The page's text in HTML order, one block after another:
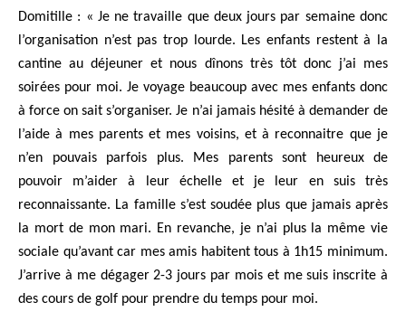
Domitille : « Je ne travaille que deux jours par semaine donc
l’organisation n’est pas trop lourde. Les enfants restent à la
cantine au déjeuner et nous dînons très tôt donc j’ai mes
soirées pour moi. Je voyage beaucoup avec mes enfants donc
à force on sait s’organiser. Je n’ai jamais hésité à demander de
l’aide à mes parents et mes voisins, et à reconnaitre que je
n’en pouvais parfois plus. Mes parents sont heureux de
pouvoir m’aider à leur échelle et je leur en suis très
reconnaissante. La famille s’est soudée plus que jamais après
la mort de mon mari. En revanche, je n’ai plus la même vie
sociale qu’avant car mes amis habitent tous à 1h15 minimum.
J’arrive à me dégager 2-3 jours par mois et me suis inscrite à
des cours de golf pour prendre du temps pour moi.